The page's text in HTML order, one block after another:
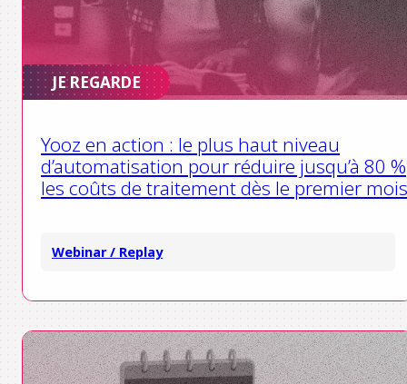
JE REGARDE
Yooz en action : le plus haut niveau
d’automatisation pour réduire jusqu’à 80 %
les coûts de traitement dès le premier mois
Webinar / Replay